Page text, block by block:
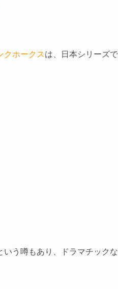
クホークスは、日本シリーズ
う噂もあり、ドラマチック